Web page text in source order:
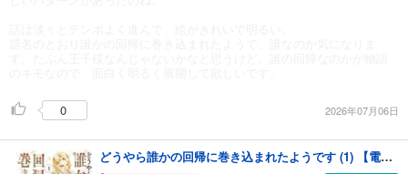
0 2026年07月06日
どうやら誰かの回帰に巻き込まれたようです (1) 【電子限定おまけ付き】